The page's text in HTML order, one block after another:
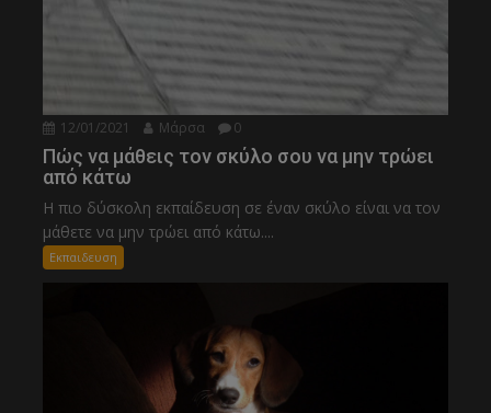
12/01/2021 Μάρσα 0
Πώς να μάθεις τον σκύλο σου να μην τρώει
από κάτω
Η πιο δύσκολη εκπαίδευση σε έναν σκύλο είναι να τον
μάθετε να μην τρώει από κάτω....
Εκπαιδευση